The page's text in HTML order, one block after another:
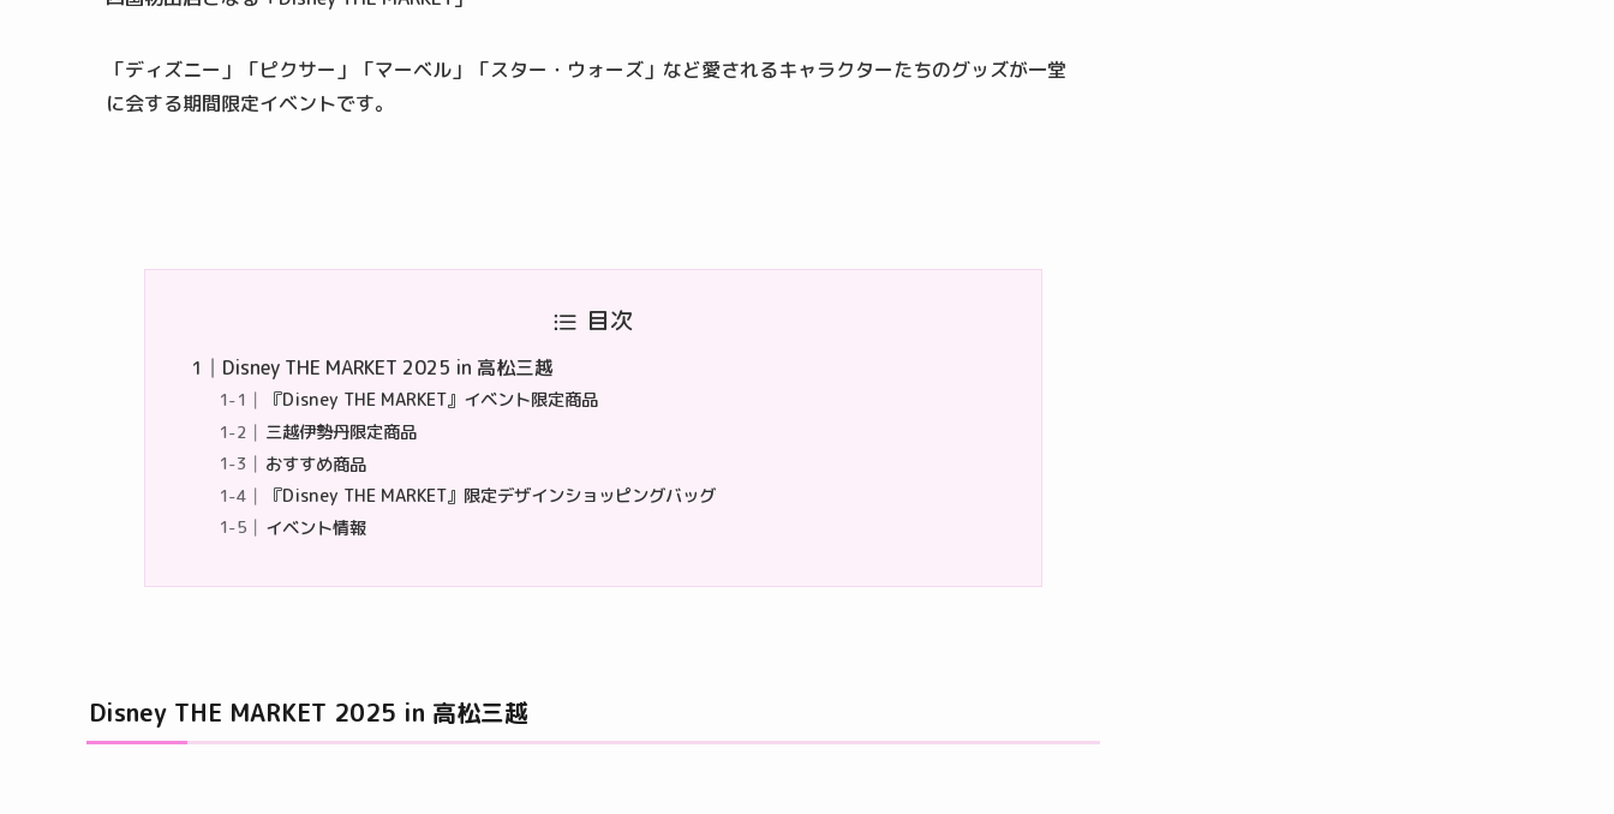
​「ディズニー」「ピクサー」「マーベル」「スター・ウォーズ」など愛されるキャラクターたちのグッズが一堂
に会する期間限定イベントです。
目次
Disney THE MARKET 2025 in 高松三越
『Disney THE MARKET』イベント限定商品
三越伊勢丹限定商品
おすすめ商品
『Disney THE MARKET』限定デザインショッピングバッグ
イベント情報
Disney THE MARKET 2025 in 高松三越